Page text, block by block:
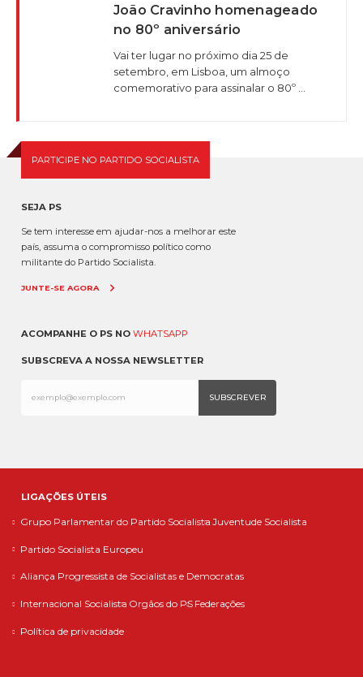
João Cravinho homenageado
no 80º aniversário
Vai ter lugar no próximo dia 25 de
setembro, em Lisboa, um almoço
comemorativo para assinalar o 80º ...
PARTICIPE NO PARTIDO SOCIALISTA
SEJA PS
Se tem interesse em ajudar-nos a melhorar este
país, assuma o compromisso político como
militante do Partido Socialista.
JUNTE-SE AGORA
ACOMPANHE O PS NO WHATSAPP
SUBSCREVA A NOSSA NEWSLETTER
LIGAÇÕES ÚTEIS
Grupo Parlamentar do Partido Socialista Juventude Socialista
Partido Socialista Europeu
Aliança Progressista de Socialistas e Democratas
Internacional Socialista Orgãos do PS Federações
Política de privacidade